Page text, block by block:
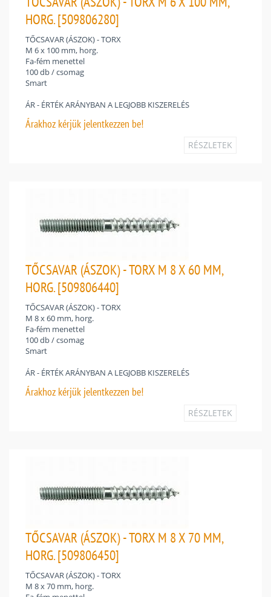
HORG. [509806280]
TŐCSAVAR (ÁSZOK) - TORX
M 6 x 100 mm, horg.
Fa-fém menettel
100 db / csomag
Smart
ÁR - ÉRTÉK ARÁNYBAN A LEGJOBB KISZERELÉS
Árakhoz kérjük jelentkezzen be!
RÉSZLETEK
TŐCSAVAR (ÁSZOK) - TORX M 8 X 60 MM,
HORG. [509806440]
TŐCSAVAR (ÁSZOK) - TORX
M 8 x 60 mm, horg.
Fa-fém menettel
100 db / csomag
Smart
ÁR - ÉRTÉK ARÁNYBAN A LEGJOBB KISZERELÉS
Árakhoz kérjük jelentkezzen be!
RÉSZLETEK
TŐCSAVAR (ÁSZOK) - TORX M 8 X 70 MM,
HORG. [509806450]
TŐCSAVAR (ÁSZOK) - TORX
M 8 x 70 mm, horg.